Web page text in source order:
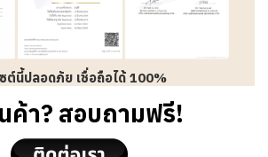
ซต์นี้ปลอดภัย เชื่อถือได้ 100%
ค้า? สอบถามฟรี!